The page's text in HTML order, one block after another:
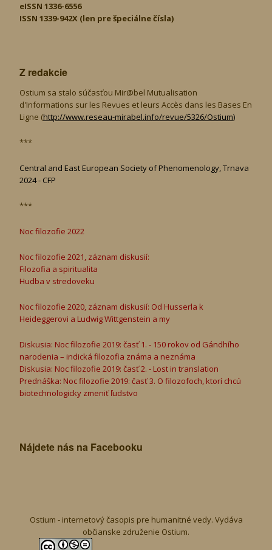
eISSN 1336-6556
ISSN 1339­-942X (len pre špeciálne čísla)
Z redakcie
Ostium sa stalo súčasťou Mir@bel Mutualisation
d'Informations sur les Revues et leurs Accès dans les Bases En
Ligne (http://www.reseau-mirabel.info/revue/5326/Ostium)
***
Central and East European Society of Phenomenology, Trnava
2024 - CFP
***
Noc filozofie 2022
Noc filozofie 2021, záznam diskusií:
Filozofia a spiritualita
Hudba v stredoveku
Noc filozofie 2020, záznam diskusií: Od Husserla k
Heideggerovi a Ludwig Wittgenstein a my
Diskusia: Noc filozofie 2019: časť 1. - 150 rokov od Gándhího
narodenia – indická filozofia známa a neznáma
Diskusia: Noc filozofie 2019: časť 2. - Lost in translation
Prednáška: Noc filozofie 2019: časť 3. O filozofoch, ktorí chcú
biotechnologicky zmeniť ľudstvo
Nájdete nás na Facebooku
Ostium - internetový časopis pre humanitné vedy. Vydáva
občianske združenie Ostium.